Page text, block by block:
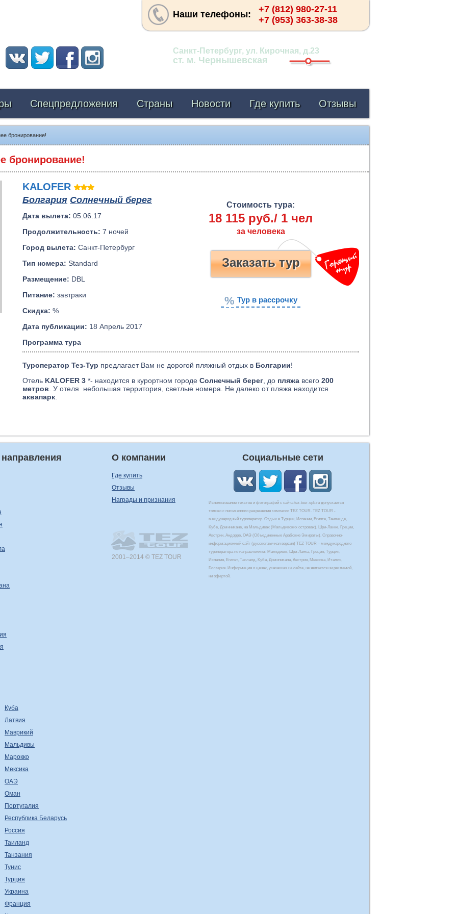
Наши телефоны:
+7 (812) 980-27-11
+7 (953) 363-38-38
Санкт-Петербург, ул. Кирочная, д.23
ст. м. Чернышевская
Спецпредложения Страны Новости Где купить Отзывы
бронирование!
бронирование!
KALOFER
Болгария Солнечный берег
Дата вылета: 05.06.17
Продолжительность: 7 ночей
Город вылета: Санкт-Петербург
Тип номера: Standard
Размещение: DBL
Питание: завтраки
Скидка: %
Дата публикации: 18 Апрель 2017
Стоимость тура:
18 115 руб./ 1 чел
Заказать тур
% Тур в рассрочку
Программа тура
Туроператор Тез-Тур предлагает Вам не дорогой пляжный отдых в Болгарии!
Отель KALOFER 3 *- находится в курортном городе Солнечный берег , до пляжа всего 200
метров . У отеля небольшая территория, светлые номера. Не далеко от пляжа находится
аквапарк
Куба
Латвия
Маврикий
Мальдивы
Марокко
Мексика
ОАЭ
Оман
Португалия
Республика Беларусь
Россия
Таиланд
Танзания
Тунис
Турция
Украина
Франция
О компании
Где купить
Отзывы
Награды и признания
2001–2014 © TEZ TOUR
Социальные сети
Использование текстов и фотографий с сайта tez-tour-spb.ru допускается
только с письменного разрешения компании TEZ TOUR. TEZ TOUR -
международный туроператор. Отдых в Турции, Испании, Египте, Таиланде,
Кубе, Доминикане, на Мальдивах (Мальдивских островах), Шри-Ланке, Греции,
Австрии, Андорре, ОАЭ (Объединенные Арабские Эмираты). Справочно-
информационный сайт (русскоязычная версия) TEZ TOUR – международного
туроператора по направлениям: Мальдивы, Шри-Ланка, Греция, Турция,
Испания, Египет, Таиланд, Куба, Доминикана, Австрия, Мексика, Италия,
Болгария. Информация о ценах, указанная на сайте, не является ни рекламой,
ни офертой.